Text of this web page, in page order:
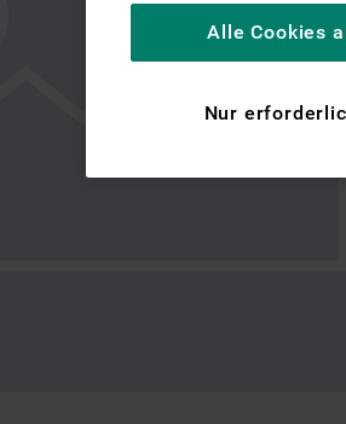
basierend auf Ihrer
personalisieren, die
spezifische Funktionen
(einschließlich über
Plattformen,
Nur
Alle Cookies